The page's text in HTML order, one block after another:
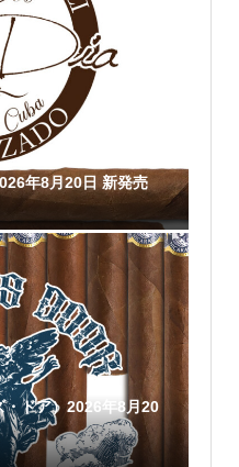
年8月20日 新発売
ドア）2026年8月20